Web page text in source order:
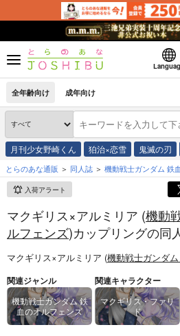
全年齢向け 成年向け
月刊少女野崎くん 狛治×恋雪 鬼滅の刃
とらのあな通販 同人誌 機動戦士ガンダム 鉄
入荷アラート
マクギリス×アルミリア (機動
ルフェンズ)カップリングの同
マクギリス×アルミリア (機動戦士ガンダ
関連ジャンル
機動戦士ガンダム 鉄
血のオルフェンズ
関連キャラクター
マクギリス・ファリ
ド